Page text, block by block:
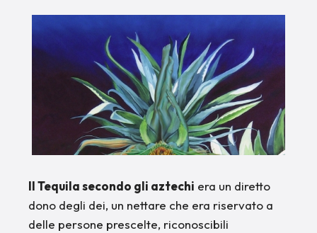
Il Tequila secondo gli aztechi era un diretto
dono degli dei, un nettare che era riservato a
delle persone prescelte, riconoscibili